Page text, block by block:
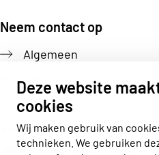
Deze website
cookies
Wij maken gebruik van
technieken. We gebruiken
Neem contact op
Algemeen
Pers
Volg ons